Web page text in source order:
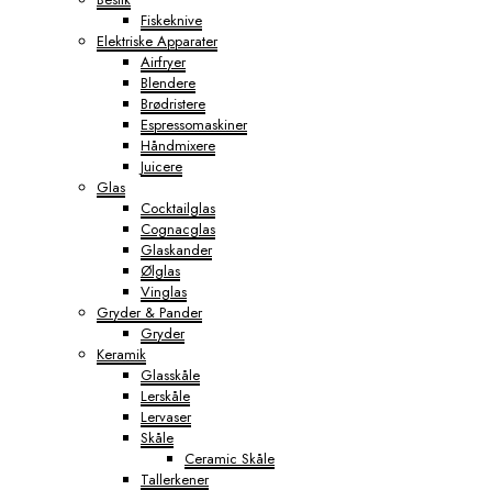
Fiskeknive
Elektriske Apparater
Airfryer
Blendere
Brødristere
Espressomaskiner
Håndmixere
Juicere
Glas
Cocktailglas
Cognacglas
Glaskander
Ølglas
Vinglas
Gryder & Pander
Gryder
Keramik
Glasskåle
Lerskåle
Lervaser
Skåle
Ceramic Skåle
Tallerkener